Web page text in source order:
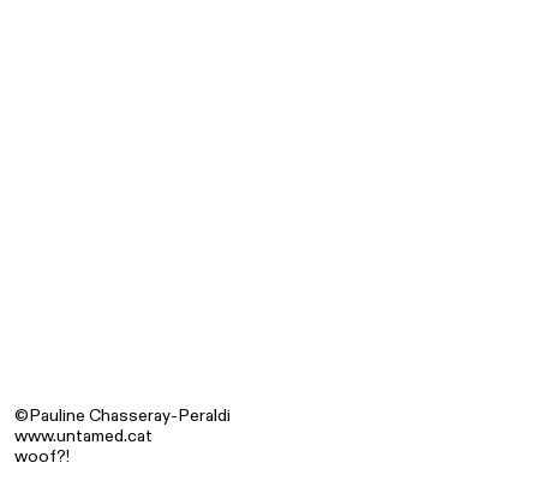
©Pauline Chasseray-Peraldi
www.untamed.cat
woof?!